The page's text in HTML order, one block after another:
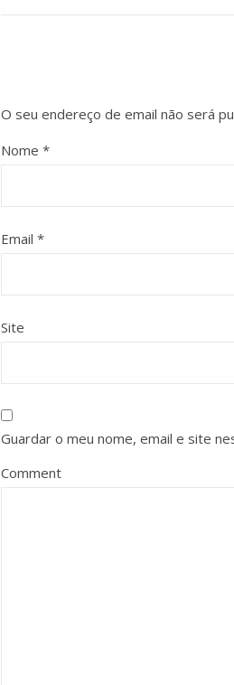
O seu endereço de email não será
Nome *
Email *
Site
Guardar o meu nome, email e site
Comment